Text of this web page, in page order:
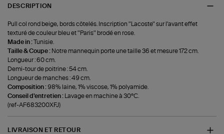
DESCRIPTION
Pull col rond beige, bords côtelés. Inscription "Lacoste" sur l'avant effet
texturé de couleur bleu et "Paris" brodé en rose.
Made in :
Tunisie.
Taille & Coupe : Notre mannequin porte une taille 36 et mesure 172 cm.
Longueur : 60 cm.
Demi-tour de poitrine : 54 cm.
Longueur de manches : 49 cm.
Composition : 98% laine, 1% viscose, 1% polyamide.
Conseil d'entretien : Lavage en machine à 30°C.
(ref-AF683200XFJ)
LIVRAISON ET RETOUR